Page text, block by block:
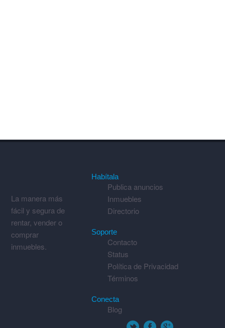
La manera más
fácil y segura de
rentar, vender o
comprar
inmuebles.
Habítala
Publica anuncios
Inmuebles
Directorio
Soporte
Contacto
Status
Política de Privacidad
Términos
Conecta
Blog